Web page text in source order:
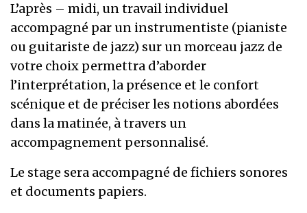
L’après – midi, un travail individuel
accompagné par un instrumentiste (pianiste
ou guitariste de jazz) sur un morceau jazz de
votre choix permettra d’aborder
l’interprétation, la présence et le confort
scénique et de préciser les notions abordées
dans la matinée, à travers un
accompagnement personnalisé.
Le stage sera accompagné de fichiers sonores
et documents papiers.